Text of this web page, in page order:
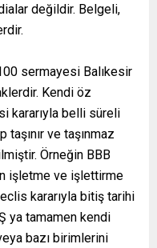
değildir. Belgeli,
sermayesi Balıkesir
Kendi öz
kararıyla belli süreli
ve taşınmaz
Örneğin BBB
işletme ve işlettirme
kararıyla bitiş tarihi
ya tamamen kendi
bazı birimlerini